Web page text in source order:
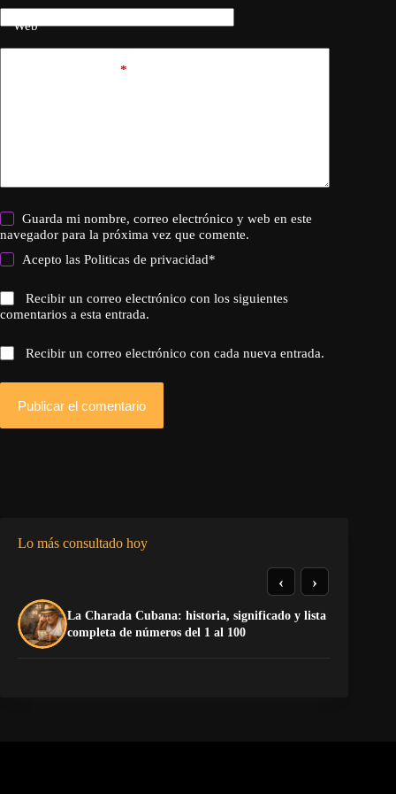
Web
*
Guarda mi nombre, correo electrónico y web en este
navegador para la próxima vez que comente.
Acepto lasPoliticas de privacidad*
Recibir un correo electrónico con los siguientes
comentarios a esta entrada.
Recibir un correo electrónico con cada nueva entrada.
Publicar el comentario
Lo más consultado hoy
La Charada Cubana: historia, significado y lista
completa de números del 1 al 100
‹ ›